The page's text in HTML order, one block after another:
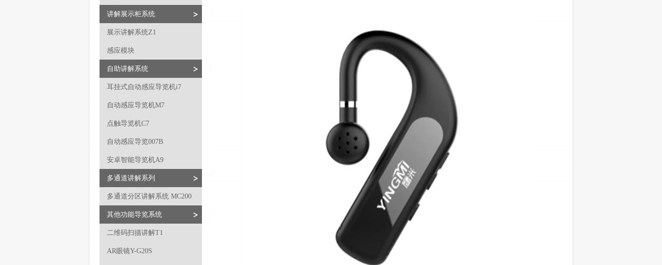
讲解展示柜系统
展示讲解系统Z1
感应模块
自助讲解系统
耳挂式自动感应导览机i7
自动感应导览机M7
点触导览机C7
自动感应导览007B
安卓智能导览机A9
多通道讲解系列
多通道分区讲解系统 MC200
其他功能导览系统
二维码扫描讲解T1
AR眼镜Y-G20S